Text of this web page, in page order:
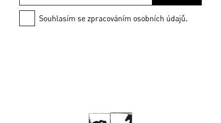
Souhlasím se zpracováním osobních údajů.